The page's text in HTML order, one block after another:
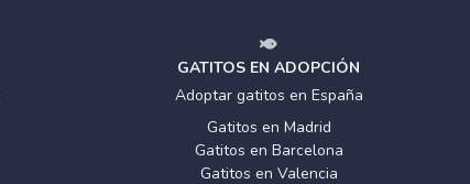
GATITOS EN ADOPCIÓN
Adoptar gatitos en España
Gatitos en Madrid
Gatitos en Barcelona
Gatitos en Valencia